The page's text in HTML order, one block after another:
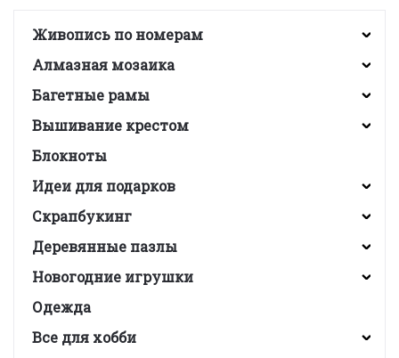
Живопись по номерам
Алмазная мозаика
Багетные рамы
Вышивание крестом
Блокноты
Идеи для подарков
Скрапбукинг
Деревянные пазлы
Новогодние игрушки
Одежда
Все для хобби